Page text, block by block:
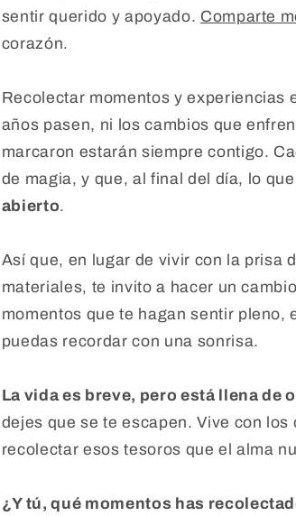
sentir querido y apoyado. Comparte
corazón.
Recolectar momentos y experiencias
años pasen, ni los cambios que
marcaron estarán siempre contigo.
de magia, y que, al final del día, lo
abierto.
Así que, en lugar de vivir con la prisa
materiales, te invito a hacer un
momentos que te hagan sentir pleno,
puedas recordar con una sonrisa.
La vida es breve, pero está llena
dejes que se te escapen. Vive con
recolectar esos tesoros que el alma
¿Y tú, qué momentos has